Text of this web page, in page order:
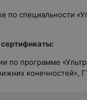
по специальности
по программе